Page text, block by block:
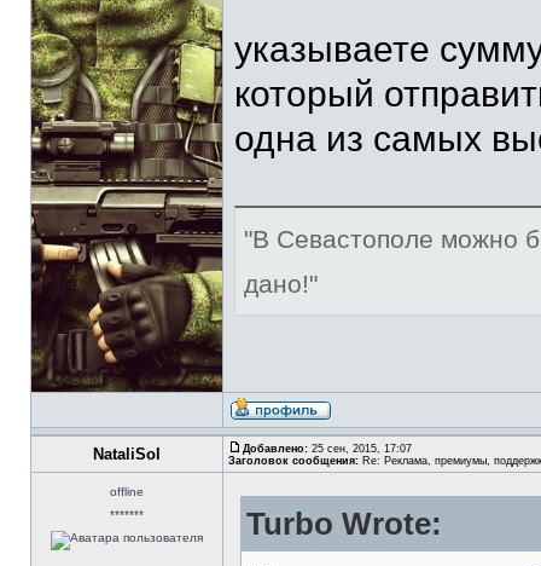
указываете
который
одна из самых
"В Севастополе можно
дано!"
NataliSol Добавлено: 25 сен, 2015, 17:07
Заголовок сообщения: Re: Реклама, премиумы,
offline
*******
Turbo Wrote: